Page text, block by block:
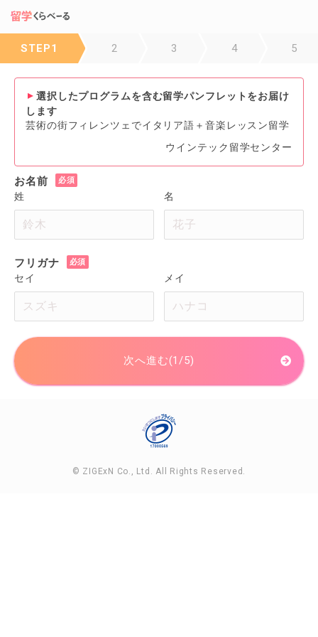
STEP1 2 3 4 5
選択したプログラムを含む留学パンフレットをお届け
します
芸術の街フィレンツェでイタリア語＋音楽レッスン留学
ウインテック留学センター
お名前
姓 名
フリガナ
セイ メイ
次へ進む(1/5)
© ZIGExN Co., Ltd. All Rights Reserved.